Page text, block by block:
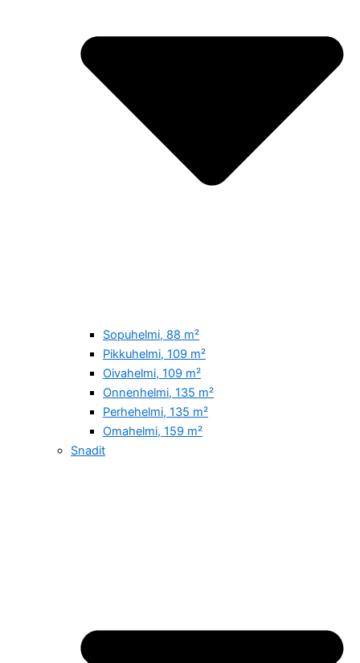
Sopuhelmi, 88 m²
Pikkuhelmi, 109 m²
Oivahelmi, 109 m²
Onnenhelmi, 135 m²
Perhehelmi, 135 m²
Omahelmi, 159 m²
Snadit